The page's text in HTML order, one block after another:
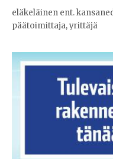
eläkeläinen ent.
päätoimittaja, yrittäjä